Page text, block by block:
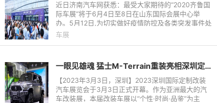
近日济南汽车网获悉：最受大家期待的“2020齐鲁国
际车展”将于6月4日至8日在山东国际会展中心举
办。5月12日,为切实做好疫情防控及各类突发事件处
置,山东国际会展集团有限公司在山东国际会展中心
车展
一眼见雄魂 猛士M-Terrain重装亮相深圳定制改装车展
【2023年3月3日，深圳】2023深圳国际定制改装
汽车展览会于3月3日正式开幕。作为亚洲最大的汽
车改装展，本届改装车展以“个性·时尚·品鉴”为主